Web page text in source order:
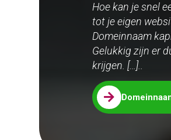
Hoe kan je snel
tot je eigen
Domeinnaam
Gelukkig zijn er
krijgen. […]..
